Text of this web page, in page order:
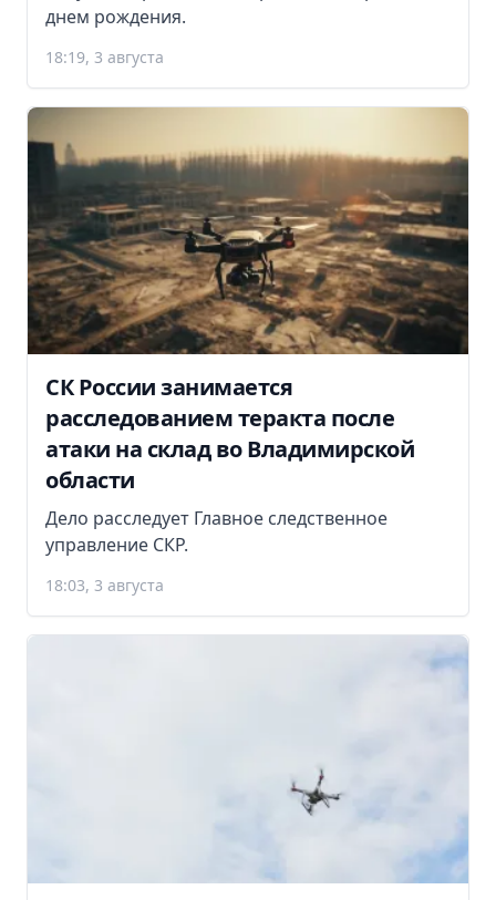
днем рождения.
18:19, 3 августа
СК России занимается
расследованием теракта после
атаки на склад во Владимирской
области
Дело расследует Главное следственное
управление СКР.
18:03, 3 августа